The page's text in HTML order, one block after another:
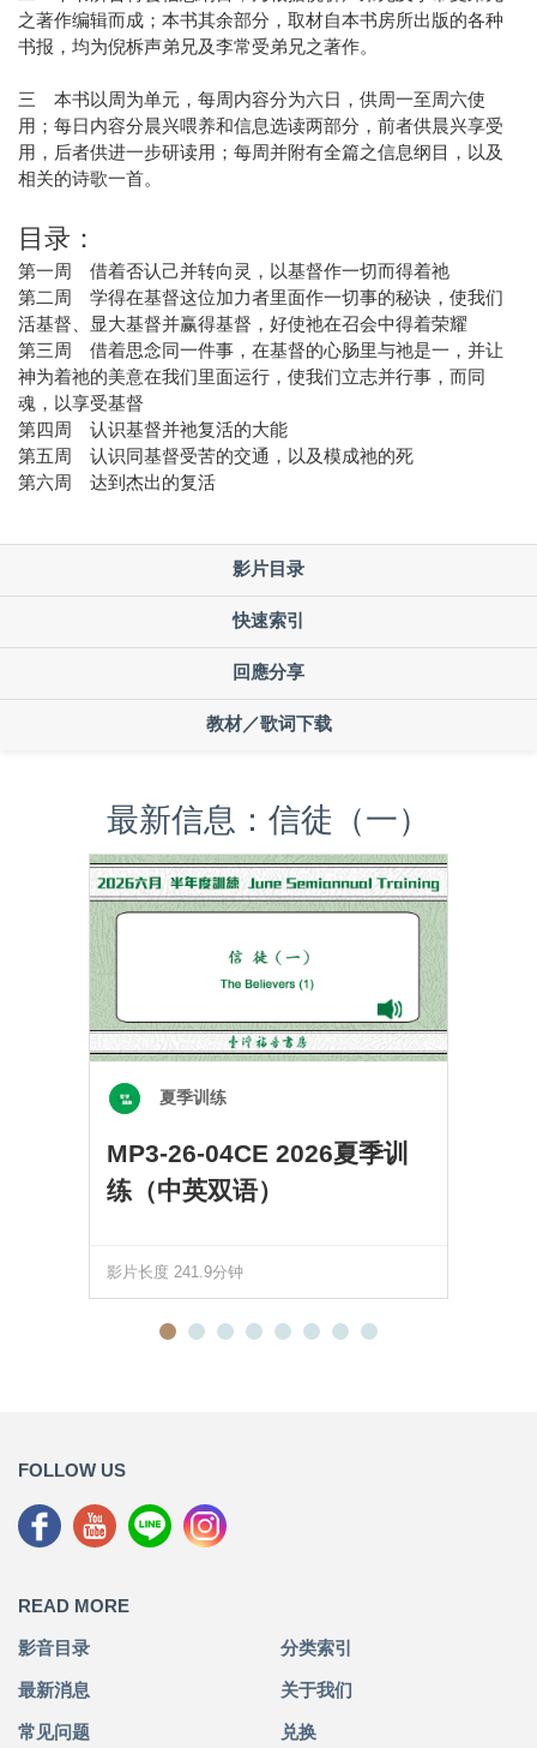
之著作编辑而成；本书其余部分，取材自本书房所出版的各种
书报，均为倪柝声弟兄及李常受弟兄之著作。
三 本书以周为单元，每周内容分为六日，供周一至周六使
用；每日内容分晨兴喂养和信息选读两部分，前者供晨兴享受
用，后者供进一步研读用；每周并附有全篇之信息纲目，以及
相关的诗歌一首。
目录：
第一周 借着否认己并转向灵，以基督作一切而得着祂
第二周 学得在基督这位加力者里面作一切事的秘诀，使我们
活基督、显大基督并赢得基督，好使祂在召会中得着荣耀
第三周 借着思念同一件事，在基督的心肠里与祂是一，并让
神为着祂的美意在我们里面运行，使我们立志并行事，而同
魂，以享受基督
第四周 认识基督并祂复活的大能
第五周 认识同基督受苦的交通，以及模成祂的死
第六周 达到杰出的复活
影片目录
快速索引
回應分享
教材／歌词下载
最新信息：信徒（一）
夏季训练
MP3-26-04CE 2026夏季训
练（中英双语）
影片长度 241.9分钟
FOLLOW US
READ MORE
影音目录 分类索引
最新消息 关于我们
常见问题 兑换